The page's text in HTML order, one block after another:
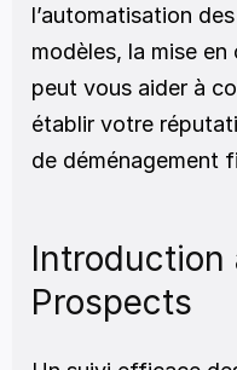
l’automatisation
modèles, la mise
peut vous aider à
établir votre
de déménagement
Introduction
Prospects